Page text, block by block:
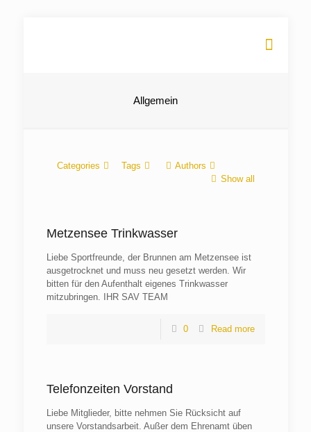
Allgemein
Categories Tags
Authors
Show all
Metzensee Trinkwasser
Liebe Sportfreunde, der Brunnen am Metzensee ist
ausgetrocknet und muss neu gesetzt werden. Wir
bitten für den Aufenthalt eigenes Trinkwasser
mitzubringen. IHR SAV TEAM
0 Read more
Telefonzeiten Vorstand
Liebe Mitglieder, bitte nehmen Sie Rücksicht auf
unsere Vorstandsarbeit. Außer dem Ehrenamt üben